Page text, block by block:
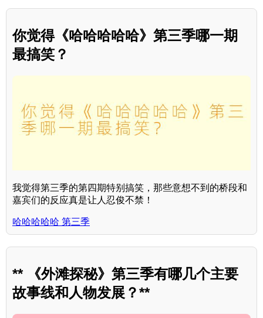
你觉得《哈哈哈哈哈》第三季哪一期
最搞笑？
我觉得第三季的第四期特别搞笑，那些意想不到的桥段和
嘉宾们的反应真是让人忍俊不禁！
哈哈哈哈哈 第三季
** 《外滩探秘》第三季有哪几个主要
故事线和人物发展？**